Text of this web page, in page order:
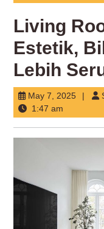
Living
Estetik,
Lebih
May 7, 2025May
2025
1:47 am